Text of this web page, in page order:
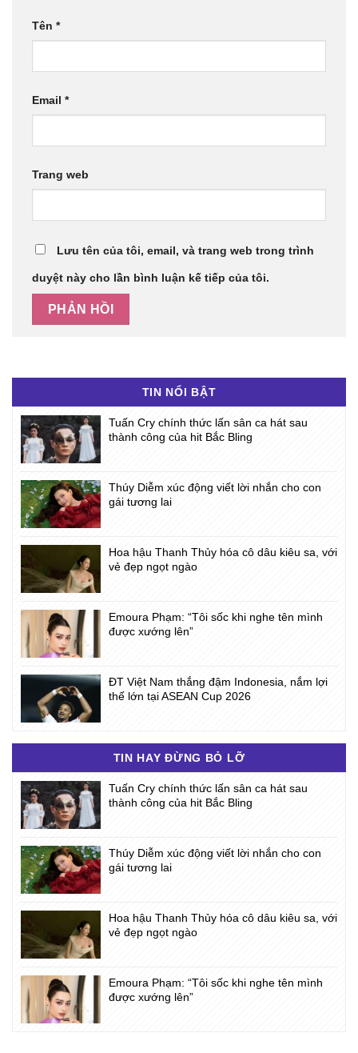
Tên *
Email *
Trang web
Lưu tên của tôi, email, và trang web trong trình
duyệt này cho lần bình luận kế tiếp của tôi.
TIN NỔI BẬT
Tuấn Cry chính thức lấn sân ca hát sau
thành công của hit Bắc Bling
Thúy Diễm xúc động viết lời nhắn cho con
gái tương lai
Hoa hậu Thanh Thủy hóa cô dâu kiêu sa, với
vẻ đẹp ngọt ngào
Emoura Phạm: “Tôi sốc khi nghe tên mình
được xướng lên”
ĐT Việt Nam thắng đậm Indonesia, nắm lợi
thế lớn tại ASEAN Cup 2026
TIN HAY ĐỪNG BỎ LỠ
Tuấn Cry chính thức lấn sân ca hát sau
thành công của hit Bắc Bling
Thúy Diễm xúc động viết lời nhắn cho con
gái tương lai
Hoa hậu Thanh Thủy hóa cô dâu kiêu sa, với
vẻ đẹp ngọt ngào
Emoura Phạm: “Tôi sốc khi nghe tên mình
được xướng lên”